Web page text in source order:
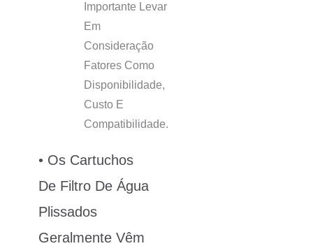
Importante Levar
Em
Consideração
Fatores Como
Disponibilidade,
Custo E
Compatibilidade.
• Os Cartuchos
De Filtro De Água
Plissados
Geralmente Vêm